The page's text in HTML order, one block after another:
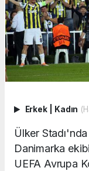
Erkek Kadın
Ülker
Danimarka
UEFA Avrupa